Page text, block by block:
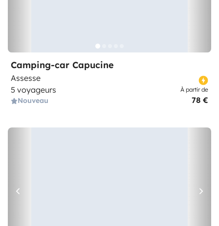
Camping-car Capucine
Assesse
5 voyageurs
Nouveau
À partir de
78 €